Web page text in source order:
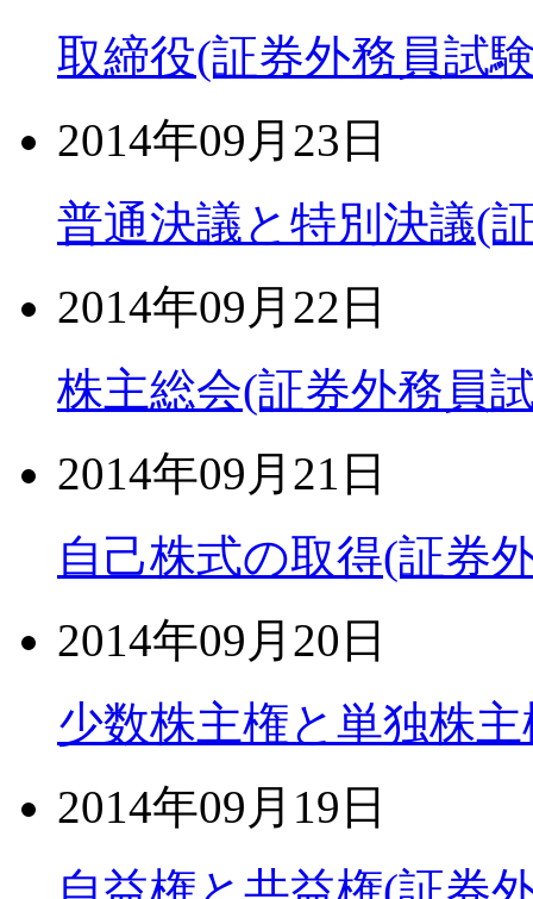
取締役(証券外務員試
2014年09月23日
普通決議と特別決議(
2014年09月22日
株主総会(証券外務員
2014年09月21日
自己株式の取得(証券
2014年09月20日
少数株主権と単独株
2014年09月19日